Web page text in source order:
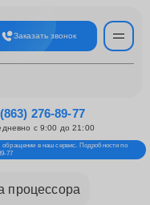
Заказать звонок
276-89-77
с 9:00 до 21:00
обращении в наш сервис. Подробности по
77
процессора